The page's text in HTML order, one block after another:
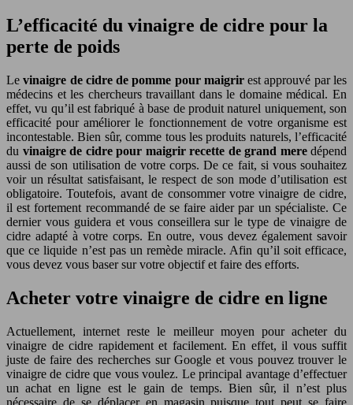
L’efficacité du vinaigre de cidre pour la
perte de poids
Levinaigre de cidre de pomme pour maigrirest approuvé par les
médecins et les chercheurs travaillant dans le domaine médical. En
effet, vu qu’il est fabriqué à base de produit naturel uniquement, son
efficacité pour améliorer le fonctionnement de votre organisme est
incontestable. Bien sûr, comme tous les produits naturels, l’efficacité
du vinaigre de cidre pour maigrir recette de grand meredépend
aussi de son utilisation de votre corps. De ce fait, si vous souhaitez
voir un résultat satisfaisant, le respect de son mode d’utilisation est
obligatoire. Toutefois, avant de consommer votre vinaigre de cidre,
il est fortement recommandé de se faire aider par un spécialiste. Ce
dernier vous guidera et vous conseillera sur le type de vinaigre de
cidre adapté à votre corps. En outre, vous devez également savoir
que ce liquide n’est pas un remède miracle. Afin qu’il soit efficace,
vous devez vous baser sur votre objectif et faire des efforts.
Acheter votre vinaigre de cidre en ligne
Actuellement, internet reste le meilleur moyen pour acheter du
vinaigre de cidre rapidement et facilement. En effet, il vous suffit
juste de faire des recherches sur Google et vous pouvez trouver le
vinaigre de cidre que vous voulez. Le principal avantage d’effectuer
un achat en ligne est le gain de temps. Bien sûr, il n’est plus
nécessaire de se déplacer en magasin puisque tout peut se faire